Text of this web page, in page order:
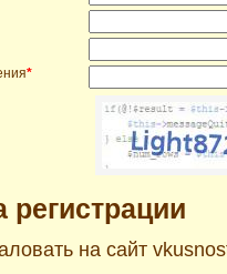
*
регистрации
на сайт